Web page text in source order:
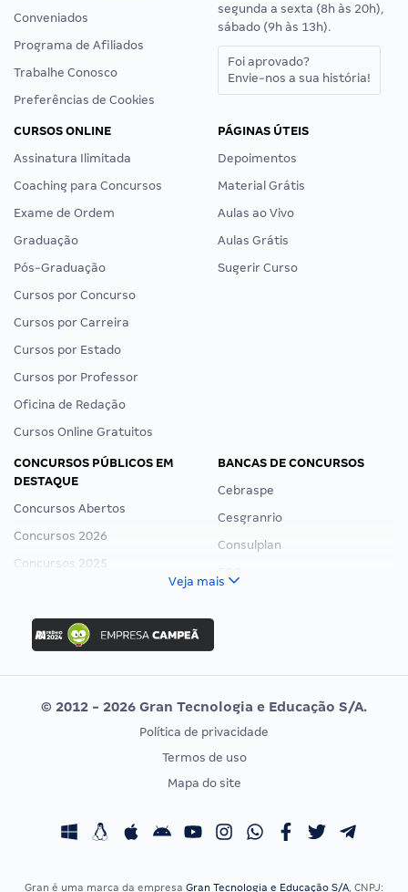
Conveniados
Programa de Afiliados
Trabalhe Conosco
Preferências de Cookies
segunda a sexta (8h às 20h),
sábado (9h às 13h).
Foi aprovado?
Envie-nos a sua história!
CURSOS ONLINE
Assinatura Ilimitada
Coaching para Concursos
Exame de Ordem
Graduação
Pós-Graduação
Cursos por Concurso
Cursos por Carreira
Cursos por Estado
Cursos por Professor
Oficina de Redação
Cursos Online Gratuitos
PÁGINAS ÚTEIS
Depoimentos
Material Grátis
Aulas ao Vivo
Aulas Grátis
Sugerir Curso
CONCURSOS PÚBLICOS EM
DESTAQUE
Concursos Abertos
Concursos 2026
Concursos 2025
Concurso Nacional Unificado
Concurso Ibama
Concurso MPU
Editais publicados
BANCAS DE CONCURSOS
Cebraspe
Cesgranrio
Consulplan
Vunesp
CONCURSOS POR PROFISSÃO
Concursos Fiscais
EXAME DE ORDEM
Calendário OAB
Veja mais
© 2012 - 2026 Gran Tecnologia e Educação S/A.
Política de privacidade
Termos de uso
Mapa do site
Gran é uma marca da empresa Gran Tecnologia e Educação S/A, CNPJ: